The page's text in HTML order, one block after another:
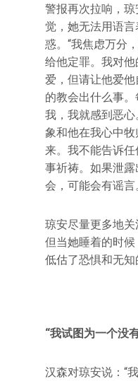
警报再次拉响，
觉，她无法用语
惑。“我焦虑万分
给他定罪。我对
爱，但请让他爱
的教会出什么事
我，我就感到恶
象和他在我心中
来。我不能告诉
事祈祷。如果泄
会，可能会有谣言
琼安尽量更多地关
但当她睡着的时
低估了恐惧和无知
“我试图为一个没
汉森对琼安说：“